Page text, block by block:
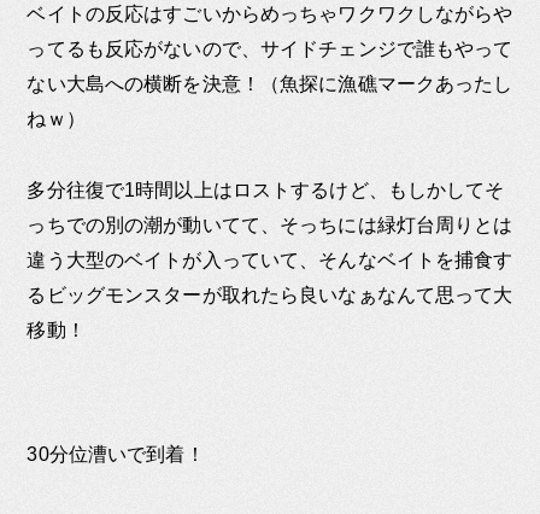
ベイトの反応はすごいからめっちゃワクワクしながらや
ってるも反応がないので、サイドチェンジで誰もやって
ない大島への横断を決意！（魚探に漁礁マークあったし
ねｗ）
多分往復で1時間以上はロストするけど、もしかしてそ
っちでの別の潮が動いてて、そっちには緑灯台周りとは
違う大型のベイトが入っていて、そんなベイトを捕食す
るビッグモンスターが取れたら良いなぁなんて思って大
移動！
30分位漕いで到着！